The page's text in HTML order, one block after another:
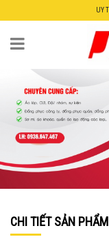
UY
CHI TIẾT SẢN PHẨM